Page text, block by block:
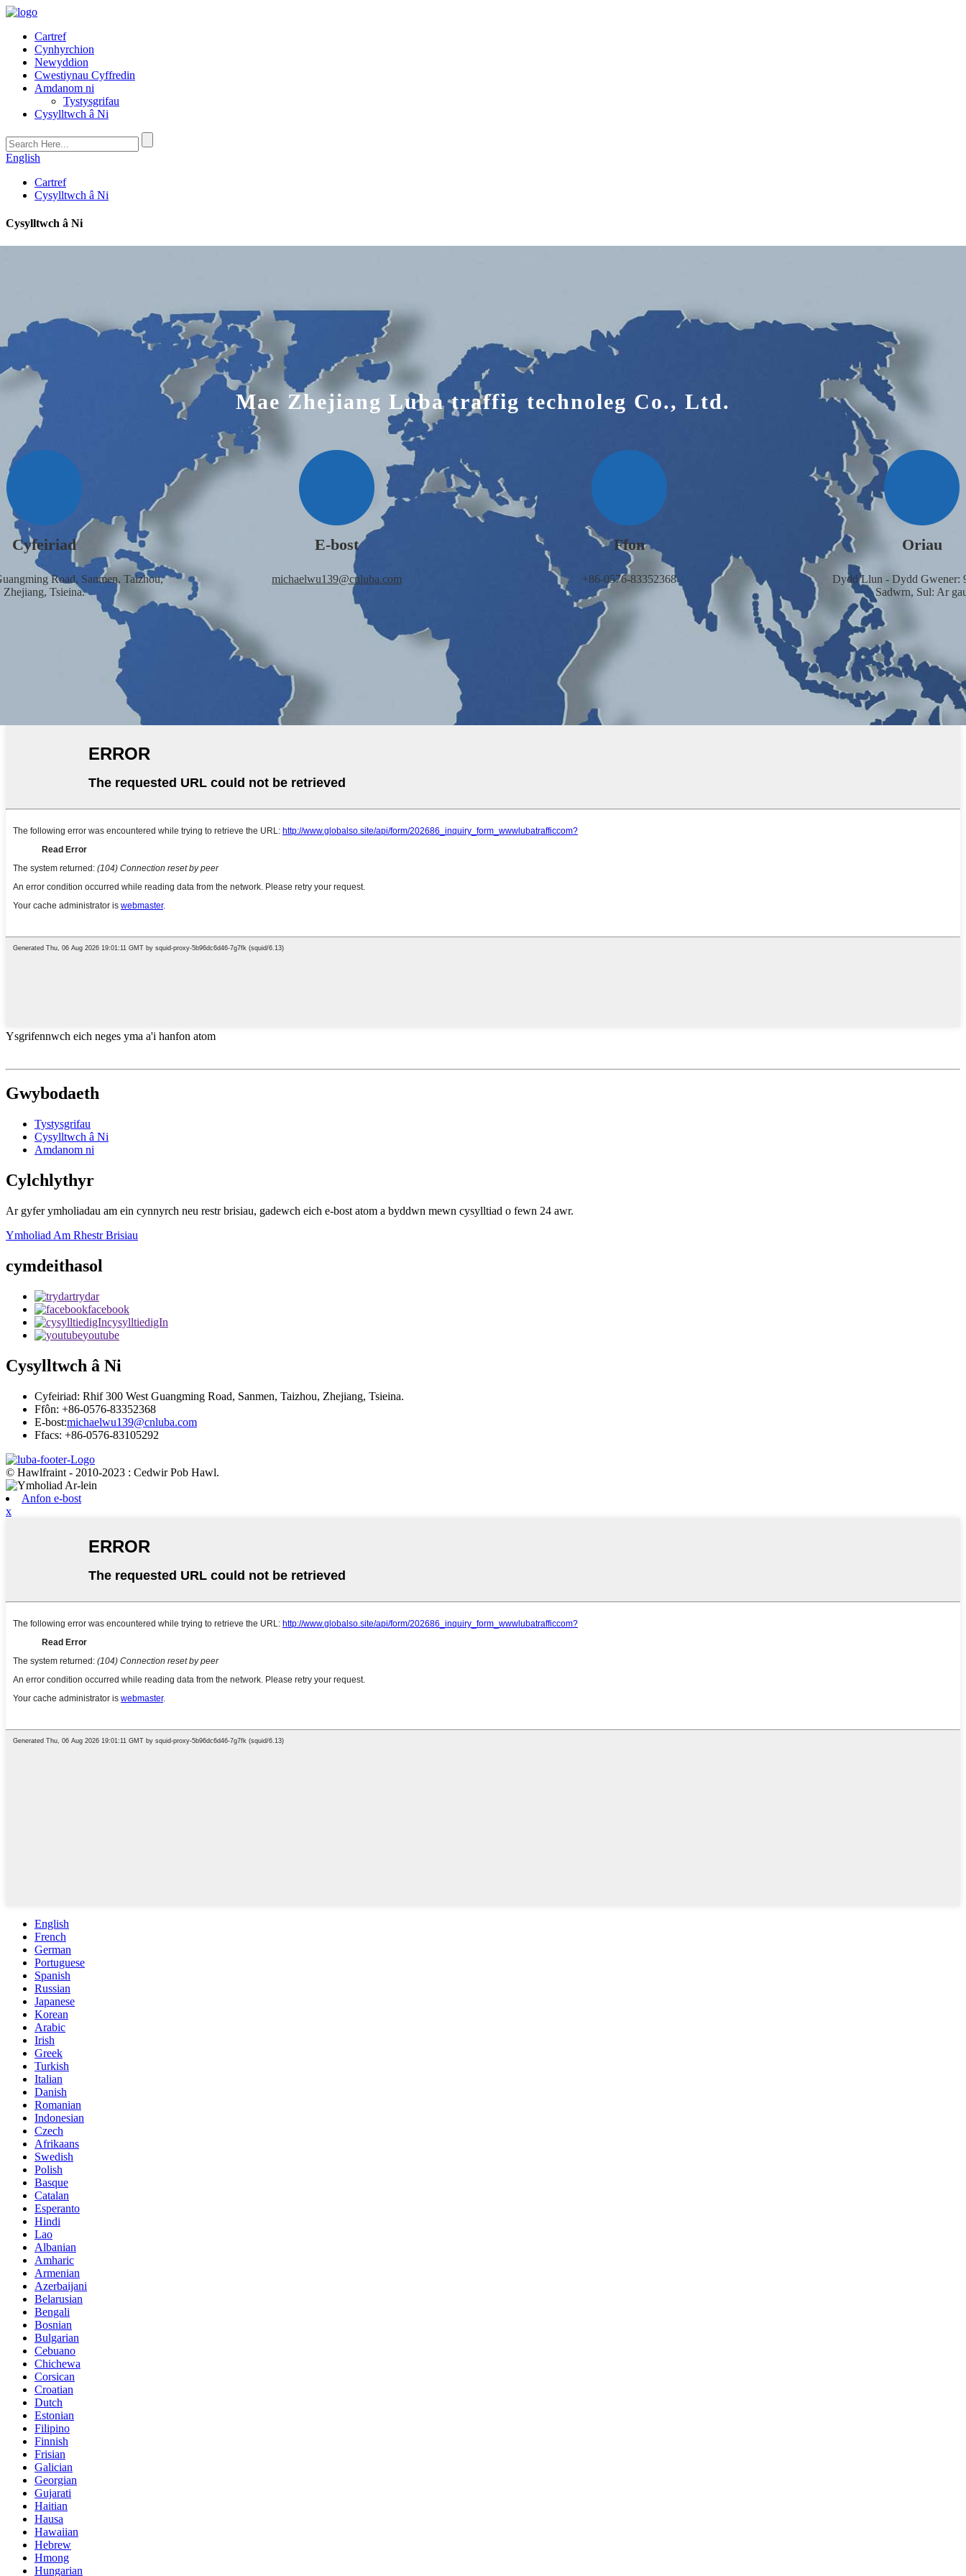
Cartref
Cynhyrchion
Newyddion
Cwestiynau Cyffredin
Amdanom ni
Tystysgrifau
Cysylltwch â Ni
English
Cartref
Cysylltwch â Ni
Cysylltwch â Ni
Mae Zhejiang Luba traffig technoleg Co., Ltd.
Cyfeiriad
Road, Sanmen, Taizhou,
Zhejiang, Tsieina.
E-bost
michaelwu139@cnluba.com
Ffon
+86-0576-83352368
Oriau
Dydd Llun - Dydd Gwener:
Sadwrn, Sul: Ar
Ysgrifennwch eich neges yma a'i hanfon atom
Gwybodaeth
Tystysgrifau
Cysylltwch â Ni
Amdanom ni
Cylchlythyr
Ar gyfer ymholiadau am ein cynnyrch neu restr brisiau, gadewch eich e-bost atom a byddwn mewn cysylltiad o fewn 24 awr.
Ymholiad Am Rhestr Brisiau
cymdeithasol
trydar
facebook
cysylltiedigIn
youtube
Cysylltwch â Ni
Cyfeiriad: Rhif 300 West Guangming Road, Sanmen, Taizhou, Zhejiang, Tsieina.
Ffôn: +86-0576-83352368
E-bost:michaelwu139@cnluba.com
Ffacs: +86-0576-83105292
© Hawlfraint - 2010-2023 : Cedwir Pob Hawl.
Anfon e-bost
x
English
French
German
Portuguese
Spanish
Russian
Japanese
Korean
Arabic
Irish
Greek
Turkish
Italian
Danish
Romanian
Indonesian
Czech
Afrikaans
Swedish
Polish
Basque
Catalan
Esperanto
Hindi
Lao
Albanian
Amharic
Armenian
Azerbaijani
Belarusian
Bengali
Bosnian
Bulgarian
Cebuano
Chichewa
Corsican
Croatian
Dutch
Estonian
Filipino
Finnish
Frisian
Galician
Georgian
Gujarati
Haitian
Hausa
Hawaiian
Hebrew
Hmong
Hungarian